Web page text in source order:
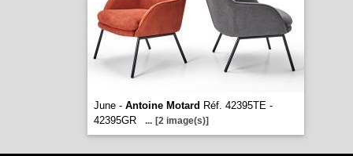
June - Antoine Motard Réf. 42395TE -
42395GR
... [2 image(s)]